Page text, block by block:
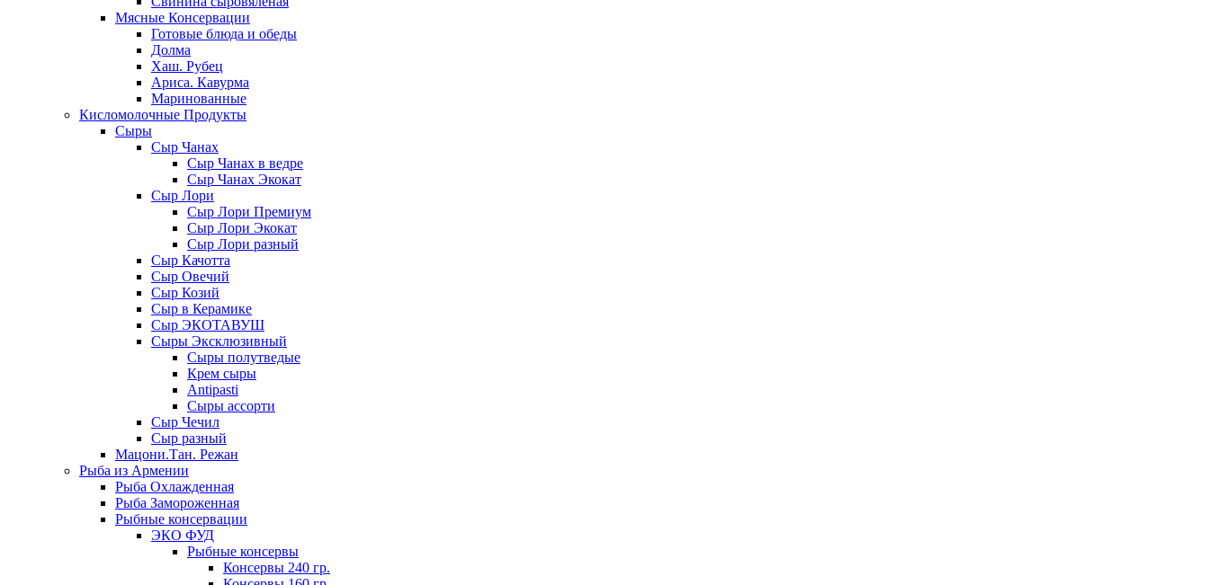
Мясные Консервации
Готовые блюда и обеды
Долма
Хаш. Рубец
Ариса. Кавурма
Маринованные
Кисломолочные Продукты
Сыры
Сыр Чанах
Сыр Чанах в ведре
Сыр Чанах Экокат
Сыр Лори
Сыр Лори Премиум
Сыр Лори Экокат
Сыр Лори разный
Сыр Качотта
Сыр Овечий
Сыр Козий
Сыр в Керамике
Сыр ЭКОТАВУШ
Сыры Эксклюзивный
Сыры полутведые
Крем сыры
Antipasti
Сыры ассорти
Сыр Чечил
Сыр разный
Мацони.Тан. Режан
Рыба из Армении
Рыба Охлажденная
Рыба Замороженная
Рыбные консервации
ЭКО ФУД
Рыбные консервы
Консервы 240 гр.